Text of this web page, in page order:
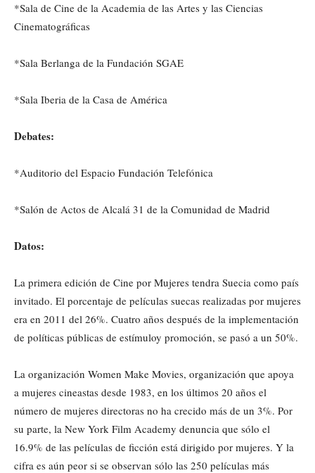
*Sala de Cine de la Academia de las Artes y las Ciencias
Cinematográficas
*Sala Berlanga de la Fundación SGAE
*Sala Iberia de la Casa de América
Debates:
*Auditorio del Espacio Fundación Telefónica
*Salón de Actos de Alcalá 31 de la Comunidad de Madrid
Datos:
La primera edición de Cine por Mujeres tendra Suecia como país
invitado. El porcentaje de películas suecas realizadas por mujeres
era en 2011 del 26%. Cuatro años después de la implementación
de políticas públicas de estímuloy promoción, se pasó a un 50%.
La organización Women Make Movies, organización que apoya
a mujeres cineastas desde 1983, en los últimos 20 años el
número de mujeres directoras no ha crecido más de un 3%. Por
su parte, la New York Film Academy denuncia que sólo el
16.9% de las películas de ficción está dirigido por mujeres. Y la
cifra es aún peor si se observan sólo las 250 películas más